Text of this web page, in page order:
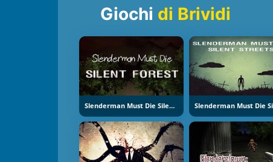
Giochi di Brividi
Slenderman Must Die Silent Forest